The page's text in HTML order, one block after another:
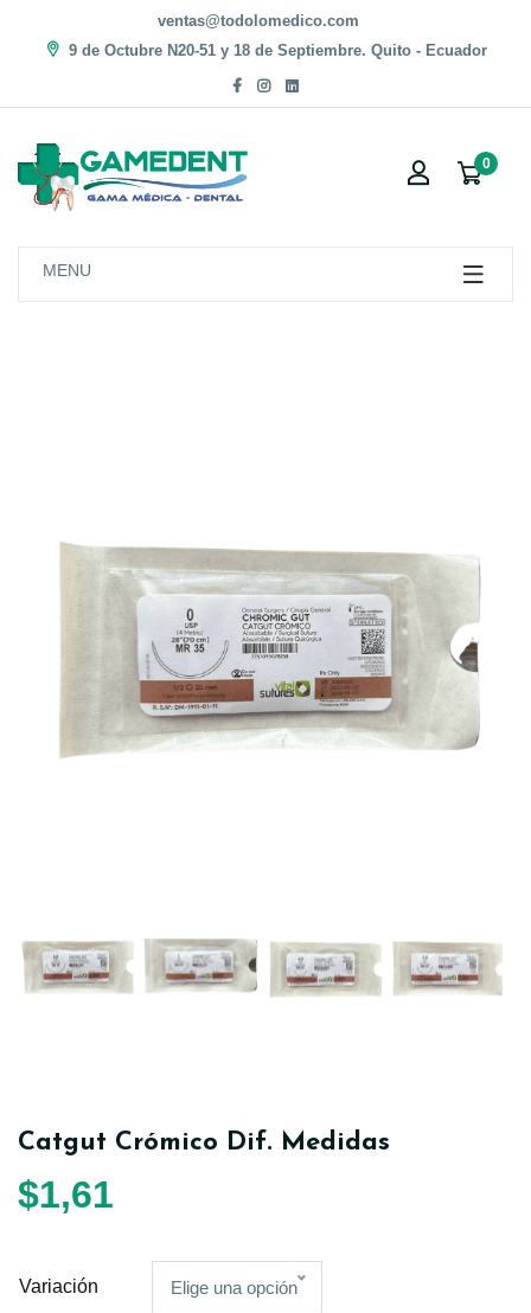
ventas@todolomedico.com
9 de Octubre N20-51 y 18 de Septiembre. Quito - Ecuador
0
MENU
Catgut Crómico Dif. Medidas
$1,61
Variación Elige una opción